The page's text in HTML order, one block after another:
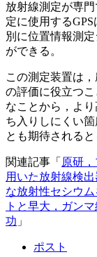
放射線測定が専
定に使用する
別に位置情報測
ができる。
この測定装置は
の評価に役立つ
なことから，よ
ち入りしにくい
とも期待されると
関連記事「 原研
用いた放射線検
な放射性セシウ
トと早大，ガン
功 」
ポスト